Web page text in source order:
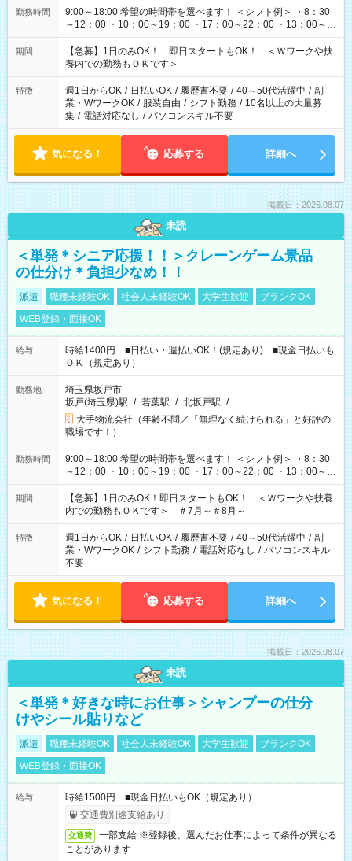
勤務時間
9:00～18:00 希望の時間帯を選べます！ ＜シフト例＞ ・8：30
～12：00 ・10：00～19：00 ・17：00～22：00 ・13：00～
22：00 ・22：00～翌6：00 など
期間
【急募】1日のみOK！ 即日スタートもOK！ ＜Ｗワークや扶
養内での勤務もＯＫです＞
特徴 週1日からOK / 日払いOK / 履歴書不要 / 40～50代活躍中 / 副
業・WワークOK / 服装自由 / シフト勤務 / 10名以上の大量募
集 / 電話対応なし / パソコンスキル不要
気になる！ 応募する 詳細へ
掲載日：2026.08.07
未読
＜単発＊シニア応援！！＞クレーンゲーム景品
の仕分け＊負担少なめ！！
派遣 職種未経験OK 社会人未経験OK 大学生歓迎
ブランクOK
WEB登録・面接OK
給与
時給1400円 ■日払い・週払いOK！(規定あり) ■現金日払いも
ＯＫ（規定あり）
勤務地
埼玉県坂戸市
坂戸(埼玉県)駅 / 若葉駅 / 北坂戸駅 / …
大手物流会社（年齢不問／「無理なく続けられる」と好評の
職場です！）
勤務時間
9:00～18:00 希望の時間帯を選べます！ ＜シフト例＞ ・8：30
～12：00 ・10：00～19：00 ・17：00～22：00 ・13：00～
22：00 ・22：00～翌6：00 など
期間
【急募】1日のみOK！即日スタートもOK！ ＜Ｗワークや扶養
内での勤務もＯＫです＞ ＃7月～＃8月～
特徴 週1日からOK / 日払いOK / 履歴書不要 / 40～50代活躍中 / 副
業・WワークOK / シフト勤務 / 電話対応なし / パソコンスキル
不要
気になる！ 応募する 詳細へ
掲載日：2026.08.07
未読
＜単発＊好きな時にお仕事＞シャンプーの仕分
けやシール貼りなど
派遣 職種未経験OK 社会人未経験OK 大学生歓迎
ブランクOK
WEB登録・面接OK
給与
時給1500円 ■現金日払いもOK（規定あり）
交通費別途支給あり
交通費
一部支給 ※登録後、選んだお仕事によって条件が異なる
ことがあります